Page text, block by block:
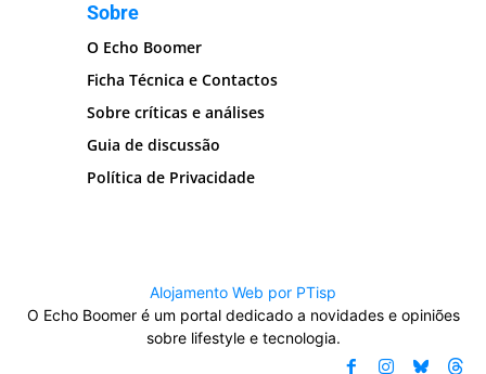
Sobre
O Echo Boomer
Ficha Técnica e Contactos
Sobre críticas e análises
Guia de discussão
Política de Privacidade
Alojamento Web por PTisp
O Echo Boomer é um portal dedicado a novidades e opiniões
sobre lifestyle e tecnologia.